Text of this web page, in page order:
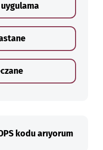
kodu arıyorum